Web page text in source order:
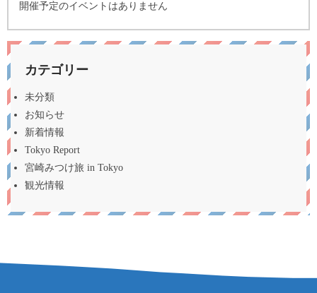
開催予定のイベントはありません
カテゴリー
未分類
お知らせ
新着情報
Tokyo Report
宮崎みつけ旅 in Tokyo
観光情報